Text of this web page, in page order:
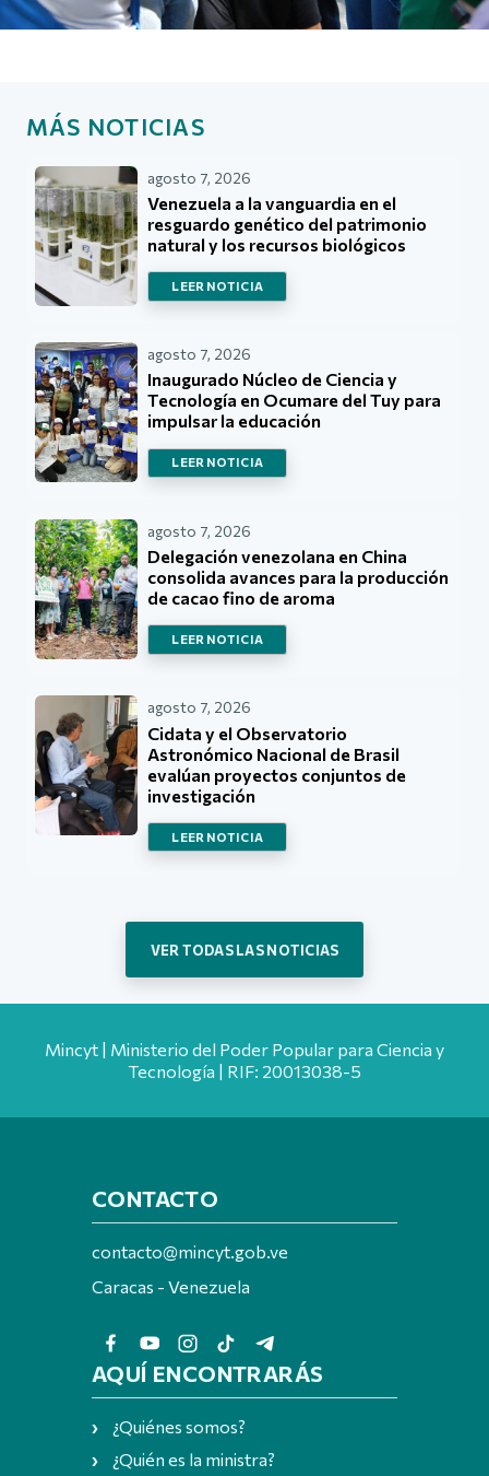
MÁS NOTICIAS
agosto 7, 2026
Venezuela a la vanguardia en el
resguardo genético del patrimonio
natural y los recursos biológicos
LEER NOTICIA
agosto 7, 2026
Inaugurado Núcleo de Ciencia y
Tecnología en Ocumare del Tuy para
impulsar la educación
LEER NOTICIA
agosto 7, 2026
Delegación venezolana en China
consolida avances para la producción
de cacao fino de aroma
LEER NOTICIA
agosto 7, 2026
Cidata y el Observatorio
Astronómico Nacional de Brasil
evalúan proyectos conjuntos de
investigación
LEER NOTICIA
VER TODAS LAS NOTICIAS
Mincyt | Ministerio del Poder Popular para Ciencia y
Tecnología | RIF: 20013038-5
CONTACTO
contacto@mincyt.gob.ve
Caracas - Venezuela
AQUÍ ENCONTRARÁS
¿Quiénes somos?
¿Quién es la ministra?